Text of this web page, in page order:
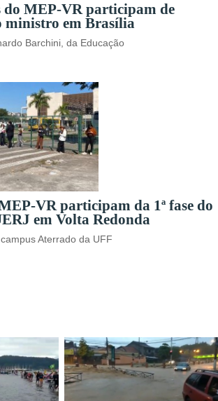
do MEP-VR participam de
ministro em Brasília
Barchini, da Educação
VR participam da 1ª fase do
em Volta Redonda
Aterrado da UFF